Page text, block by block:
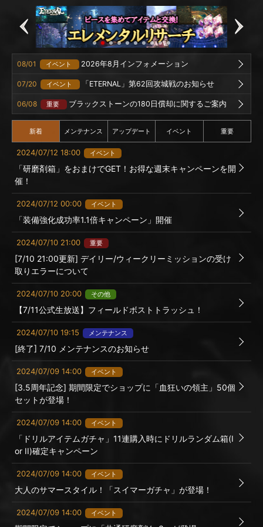
08/01 イベント 2026年8月インフォメーション
07/20 イベント 「ETERNAL」第62回攻城戦のお知らせ
06/08 重要 ブラックストーンの180日償却に関するご案内
新着 メンテナンス アップデート イベント 重要
2024/07/12 18:00 イベント
「研磨剤箱」をおまけでGET！お得な週末キャンペーンを開
催！
2024/07/12 00:00 イベント
「装備強化成功率1.1倍キャンペーン」開催
2024/07/10 21:00 重要
[7/10 21:00更新] デイリー/ウィークリーミッションの受け
取りエラーについて
2024/07/10 20:00 その他
【7/11公式生放送】フィールドボストトラッシュ！
2024/07/10 19:15 メンテナンス
[終了] 7/10 メンテナンスのお知らせ
2024/07/09 14:00 イベント
[3.5周年記念] 期間限定でショップに「血狂いの領主」50個
セットが登場！
2024/07/09 14:00 イベント
「ドリルアイテムガチャ」11連購入時にドリルランダム箱(I
or II)確定キャンペーン
2024/07/09 14:00 イベント
大人のサマースタイル！「スイマーガチャ」が登場！
2024/07/09 14:00 イベント